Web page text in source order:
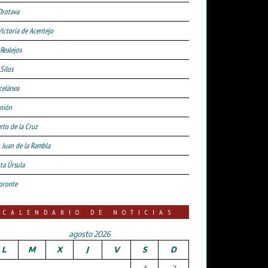
de Acentejo
de la Cruz
Juan de la Rambla
Úrsula
CALENDARIO DE NOTICIAS
agosto 2026
L
M X J V S
D